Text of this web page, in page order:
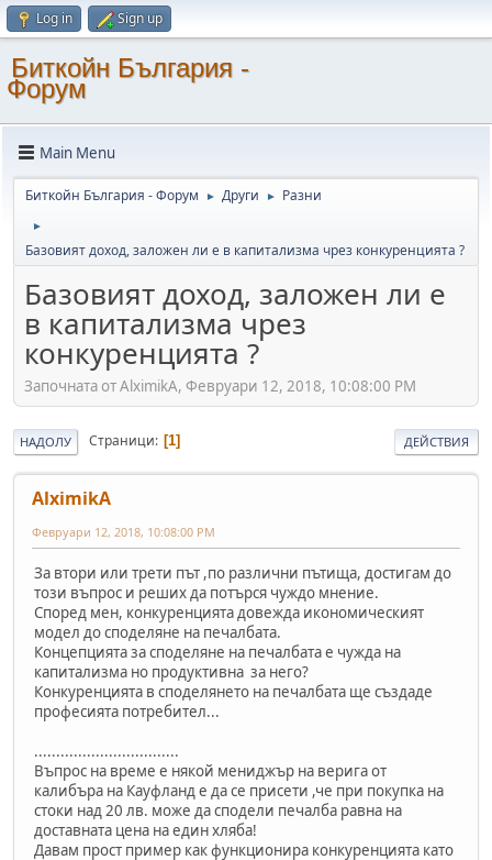
Log in Sign up
Биткойн България -
Форум
Main Menu
Биткойн България - Форум ► Други ► Разни
►
Базовият доход, заложен ли е в капитализма чрез конкуренцията ?
Базовият доход, заложен ли е
в капитализма чрез
конкуренцията ?
Започната от AlximikA, Февруари 12, 2018, 10:08:00 PM
НАДОЛУ Страници 1 ДЕЙСТВИЯ
AlximikA
Февруари 12, 2018, 10:08:00 PM
За втори или трети път ,по различни пътища, достигам до
този въпрос и реших да потърся чуждо мнение.
Според мен, конкуренцията довежда икономическият
модел до споделяне на печалбата.
Концепцията за споделяне на печалбата е чужда на
капитализма но продуктивна за него?
Конкуренцията в споделянето на печалбата ще създаде
професията потребител...
.................................
Въпрос на време е някой мениджър на верига от
калибъра на Кауфланд е да се присети ,че при покупка на
стоки над 20 лв. може да сподели печалба равна на
доставната цена на един хляба!
Давам прост пример как функционира конкуренцията като